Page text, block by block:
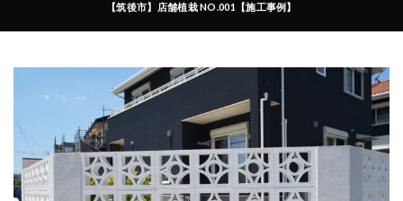
【筑後市】店舗植栽 NO.001【施工事例】